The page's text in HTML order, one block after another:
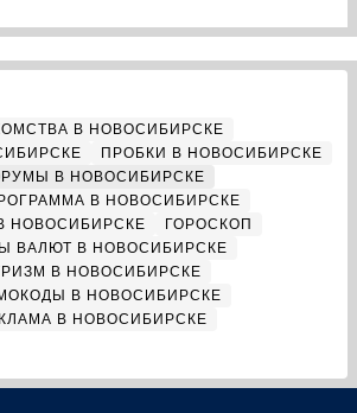
В НОВОСИБИРСКЕ
ПРОБКИ В НОВОСИБИРСКЕ
В НОВОСИБИРСКЕ
В НОВОСИБИРСКЕ
НОВОСИБИРСКЕ
ГОРОСКОП
ВАЛЮТ В НОВОСИБИРСКЕ
В НОВОСИБИРСКЕ
В НОВОСИБИРСКЕ
В НОВОСИБИРСКЕ